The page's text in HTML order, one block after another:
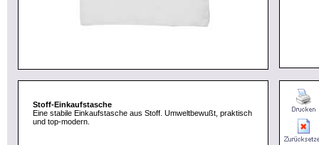
Stoff-Einkaufstasche
Eine stabile Einkaufstasche aus Stoff. Umweltbewußt, praktisch
und top-modern.